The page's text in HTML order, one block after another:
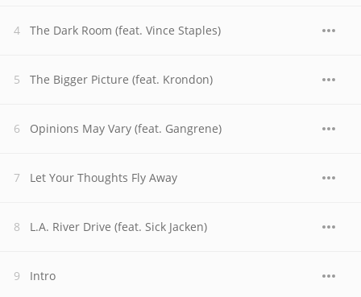
The Dark Room (feat. Vince Staples)
The Bigger Picture (feat. Krondon)
Opinions May Vary (feat. Gangrene)
Let Your Thoughts Fly Away
L.A. River Drive (feat. Sick Jacken)
Intro